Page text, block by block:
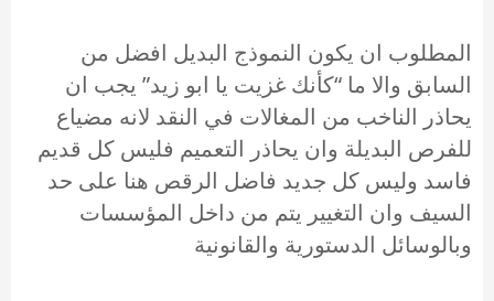
المطلوب ان يكون النموذج البديل افضل من
السابق والا ما “كأنك غزيت يا ابو زيد” يجب ان
يحاذر الناخب من المغالات في النقد لانه مضياع
للفرص البديلة وان يحاذر التعميم فليس كل قديم
فاسد وليس كل جديد فاضل الرقص هنا على حد
السيف وان التغيير يتم من داخل المؤسسات
وبالوسائل الدستورية والقانونية